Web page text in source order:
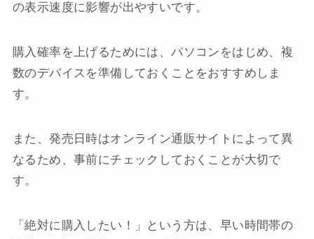
の表示速度に影響が出やすいです。
購入確率を上げるためには、パソコンをはじめ、複
数のデバイスを準備しておくことをおすすめしま
す。
また、発売日時はオンライン通販サイトによって異
なるため、事前にチェックしておくことが大切で
す。
「絶対に購入したい！」という方は、早い時間帯の